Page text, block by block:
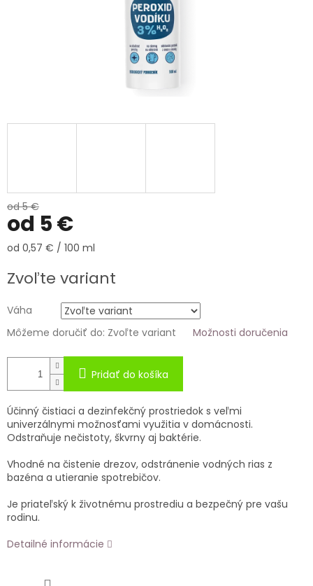
od 5 €
od 5 €
Jednotková
od 0,57 € / 100 ml
Zvoľte variant
Váha
Môžeme doručiť do: Zvoľte variant Možnosti doručenia
Pridať do košíka
Účinný čistiaci a dezinfekčný prostriedok s veľmi
univerzálnymi možnosťami využitia v domácnosti.
Odstraňuje nečistoty, škvrny aj baktérie.
Vhodné na čistenie drezov, odstránenie vodných rias z
bazéna a utieranie spotrebičov.
Je priateľský k životnému prostrediu a bezpečný pre vašu
rodinu.
Detailné informácie